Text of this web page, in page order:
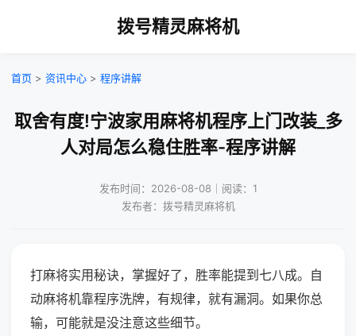
拨号精灵麻将机
首页 > 资讯中心 > 程序讲解
取舍有度!宁波家用麻将机程序上门改装_多
人对局怎么稳住胜率-程序讲解
发布时间：2026-08-08｜阅读：1
发布者：拨号精灵麻将机
打麻将实用秘诀，掌握好了，胜率能提到七八成。自
动麻将机靠程序洗牌，有规律，就有漏洞。如果你总
输，可能就是没注意这些细节。